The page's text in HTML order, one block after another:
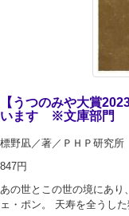
【うつのみや大賞
います ※文庫部門
標野凪／著／ＰＨＰ研究所
847円
あの世とこの世の境にあ
ェ・ポン。 天寿を全うした